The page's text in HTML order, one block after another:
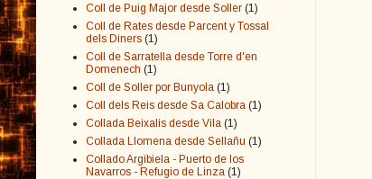
Coll de Puig Major desde Soller (1)
Coll de Rates desde Parcent y Tossal
dels Diners (1)
Coll de Sarratella desde Torre d'en
Domenech (1)
Coll de Soller por Bunyola (1)
Coll dels Reis desde Sa Calobra (1)
Collada Beixalis desde Vila (1)
Collada Llomena desde Sellañu (1)
Collado Argibiela - Puerto de los
Navarros - Refugio de Linza (1)